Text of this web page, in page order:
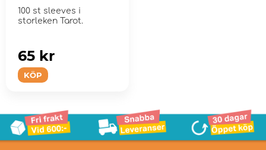
100 st sleeves i
storleken Tarot.
KÖP
65 kr